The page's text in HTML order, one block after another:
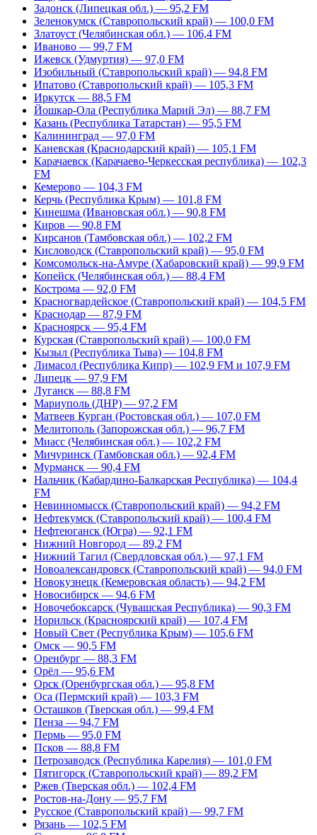
Задонск (Липецкая обл.) — 95,2 FM
Зеленокумск (Ставропольский край) — 100,0 FM
Златоуст (Челябинская обл.) — 106,4 FM
Иваново — 99,7 FM
Ижевск (Удмуртия) — 97,0 FM
Изобильный (Ставропольский край) — 94,8 FM
Ипатово (Ставропольский край) — 105,3 FM
Иркутск — 88,5 FM
Йошкар-Ола (Республика Марий Эл) — 88,7 FM
Казань (Республика Татарстан) — 95,5 FM
Калининград — 97,0 FM
Каневская (Краснодарский край) — 105,1 FM
Карачаевск (Карачаево-Черкесская республика) — 102,3
FM
Кемерово — 104,3 FM
Керчь (Республика Крым) — 101,8 FM
Кинешма (Ивановская обл.) — 90,8 FM
Киров — 90,8 FM
Кирсанов (Тамбовская обл.) — 102,2 FM
Кисловодск (Ставропольский край) — 95,0 FM
Комсомольск-на-Амуре (Хабаровский край) — 99,9 FM
Копейск (Челябинская обл.) — 88,4 FM
Кострома — 92,0 FM
Красногвардейское (Ставропольский край) — 104,5 FM
Краснодар — 87,9 FM
Красноярск — 95,4 FM
Курская (Ставропольский край) — 100,0 FM
Кызыл (Республика Тыва) — 104,8 FM
Лимасол (Республика Кипр) — 102,9 FM и 107,9 FM
Липецк — 97,9 FM
Луганск — 88,8 FM
Мариуполь (ДНР) — 97,2 FM
Матвеев Курган (Ростовская обл.) — 107,0 FM
Мелитополь (Запорожская обл.) — 96,7 FM
Миасс (Челябинская обл.) — 102,2 FM
Мичуринск (Тамбовская обл.) — 92,4 FM
Мурманск — 90,4 FM
Нальчик (Кабардино-Балкарская Республика) — 104,4
FM
Невинномысск (Ставропольский край) — 94,2 FM
Нефтекумск (Ставропольский край) — 100,4 FM
Нефтеюганск (Югра) — 92,1 FM
Нижний Новгород — 89,2 FM
Нижний Тагил (Свердловская обл.) — 97,1 FM
Новоалександровск (Ставропольский край) — 94,0 FM
Новокузнецк (Кемеровская область) — 94,2 FM
Новосибирск — 94,6 FM
Новочебоксарск (Чувашская Республика) — 90,3 FM
Норильск (Красноярский край) — 107,4 FM
Новый Свет (Республика Крым) — 105,6 FM
Омск — 90,5 FM
Оренбург — 88,3 FM
Орёл — 95,6 FM
Орск (Оренбургская обл.) — 95,8 FM
Оса (Пермский край) — 103,3 FM
Осташков (Тверская обл.) — 99,4 FM
Пенза — 94,7 FM
Пермь — 95,0 FM
Псков — 88,8 FM
Петрозаводск (Республика Карелия) — 101,0 FM
Пятигорск (Ставропольский край) — 89,2 FM
Ржев (Тверская обл.) — 102,4 FM
Ростов-на-Дону — 95,7 FM
Русское (Ставропольский край) — 99,7 FM
Рязань — 102,5 FM